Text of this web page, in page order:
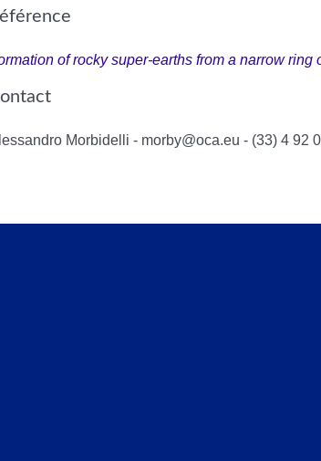
of rocky super-earths from a narrow ring
Morbidelli - morby@oca.eu - (33) 4 92